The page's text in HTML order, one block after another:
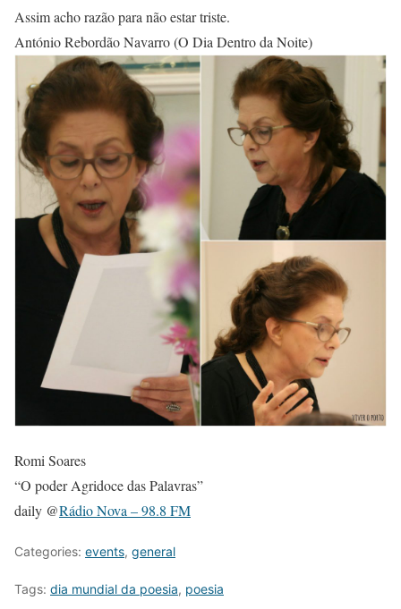
Assim acho razão para não estar triste.
António Rebordão Navarro (O Dia Dentro da Noite)
Romi Soares
“O poder Agridoce das Palavras”
daily @Rádio Nova – 98.8 FM
Categories: events, general
Tags: dia mundial da poesia, poesia